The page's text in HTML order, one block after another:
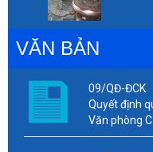
VĂN BẢN
09/QĐ-ĐCK
Quyết định
Văn phòng